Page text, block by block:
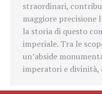
straordinari,
maggiore precisione
la storia di questo
imperiale. Tra le
un’abside
imperatori e divinità,